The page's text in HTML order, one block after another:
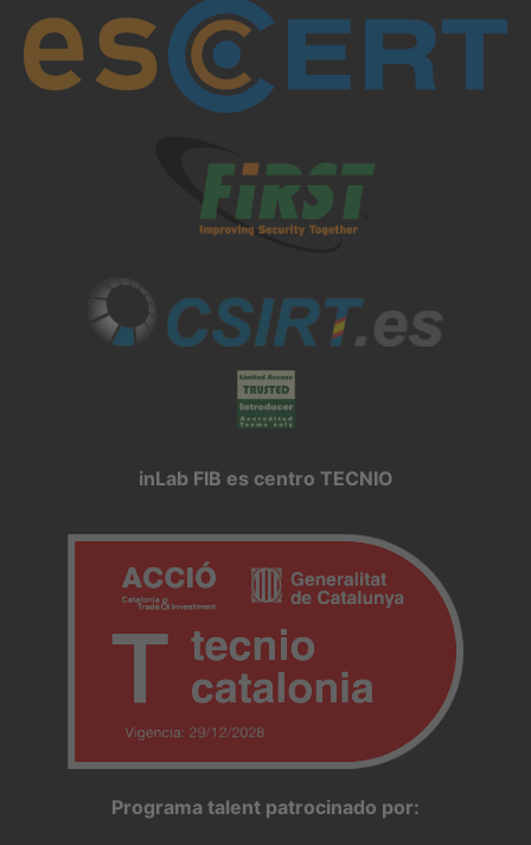
inLab FIB es centro TECNIO
Programa talent patrocinado por: